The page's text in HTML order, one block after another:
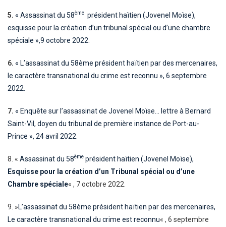
5. « Assassinat du 58ème président haïtien (Jovenel Moïse),
esquisse pour la création d’un tribunal spécial ou d’une chambre
spéciale »,9 octobre 2022.
6. « L’assassinat du 58ème président haïtien par des mercenaires,
le caractère transnational du crime est reconnu », 6 septembre
2022.
7. « Enquête sur l’assassinat de Jovenel Moïse… lettre à Bernard
Saint-Vil, doyen du tribunal de première instance de Port-au-
Prince », 24 avril 2022.
8. « Assassinat du 58ème président haïtien (Jovenel Moïse),
Esquisse pour la création d’un Tribunal spécial ou d’une
Chambre spéciale« , 7 octobre 2022.
9. »L’assassinat du 58ème président haïtien par des mercenaires,
Le caractère transnational du crime est reconnu« , 6 septembre